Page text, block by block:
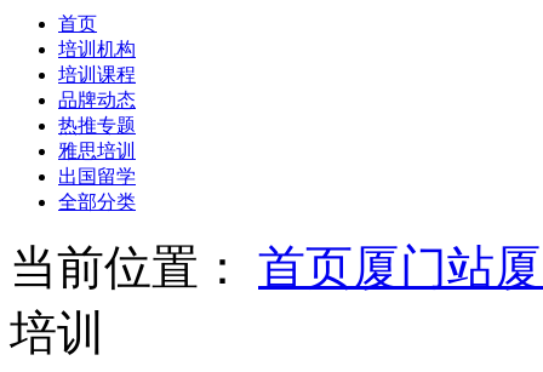
首页
培训机构
培训课程
品牌动态
热推专题
雅思培训
出国留学
全部分类
当前位置： 首页厦门站
培训